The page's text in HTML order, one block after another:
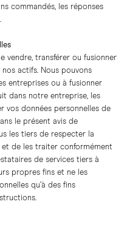
commandés, les réponses
vendre, transférer ou fusionner
actifs. Nous pouvons
entreprises ou à fusionner
dans notre entreprise, les
vos données personnelles de
le présent avis de
les tiers de respecter la
de les traiter conformément
de services tiers à
propres fins et ne les
qu’à des fins